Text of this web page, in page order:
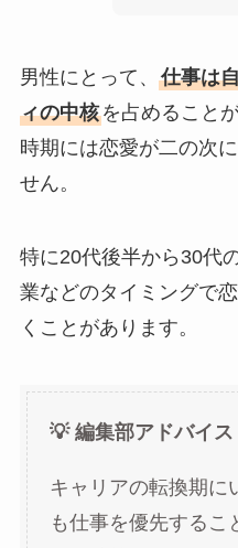
男性にとって、 仕事は
ィの中核を占めること
時期には恋愛が二の次
せん。
特に20代後半から30代
業などのタイミングで
くことがあります。
💡 編集部アドバイス
キャリアの転換期に
も仕事を優先するこ